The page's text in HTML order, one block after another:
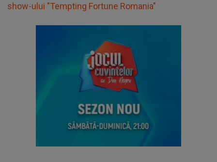
show-ului "Tempting Fortune Romania"